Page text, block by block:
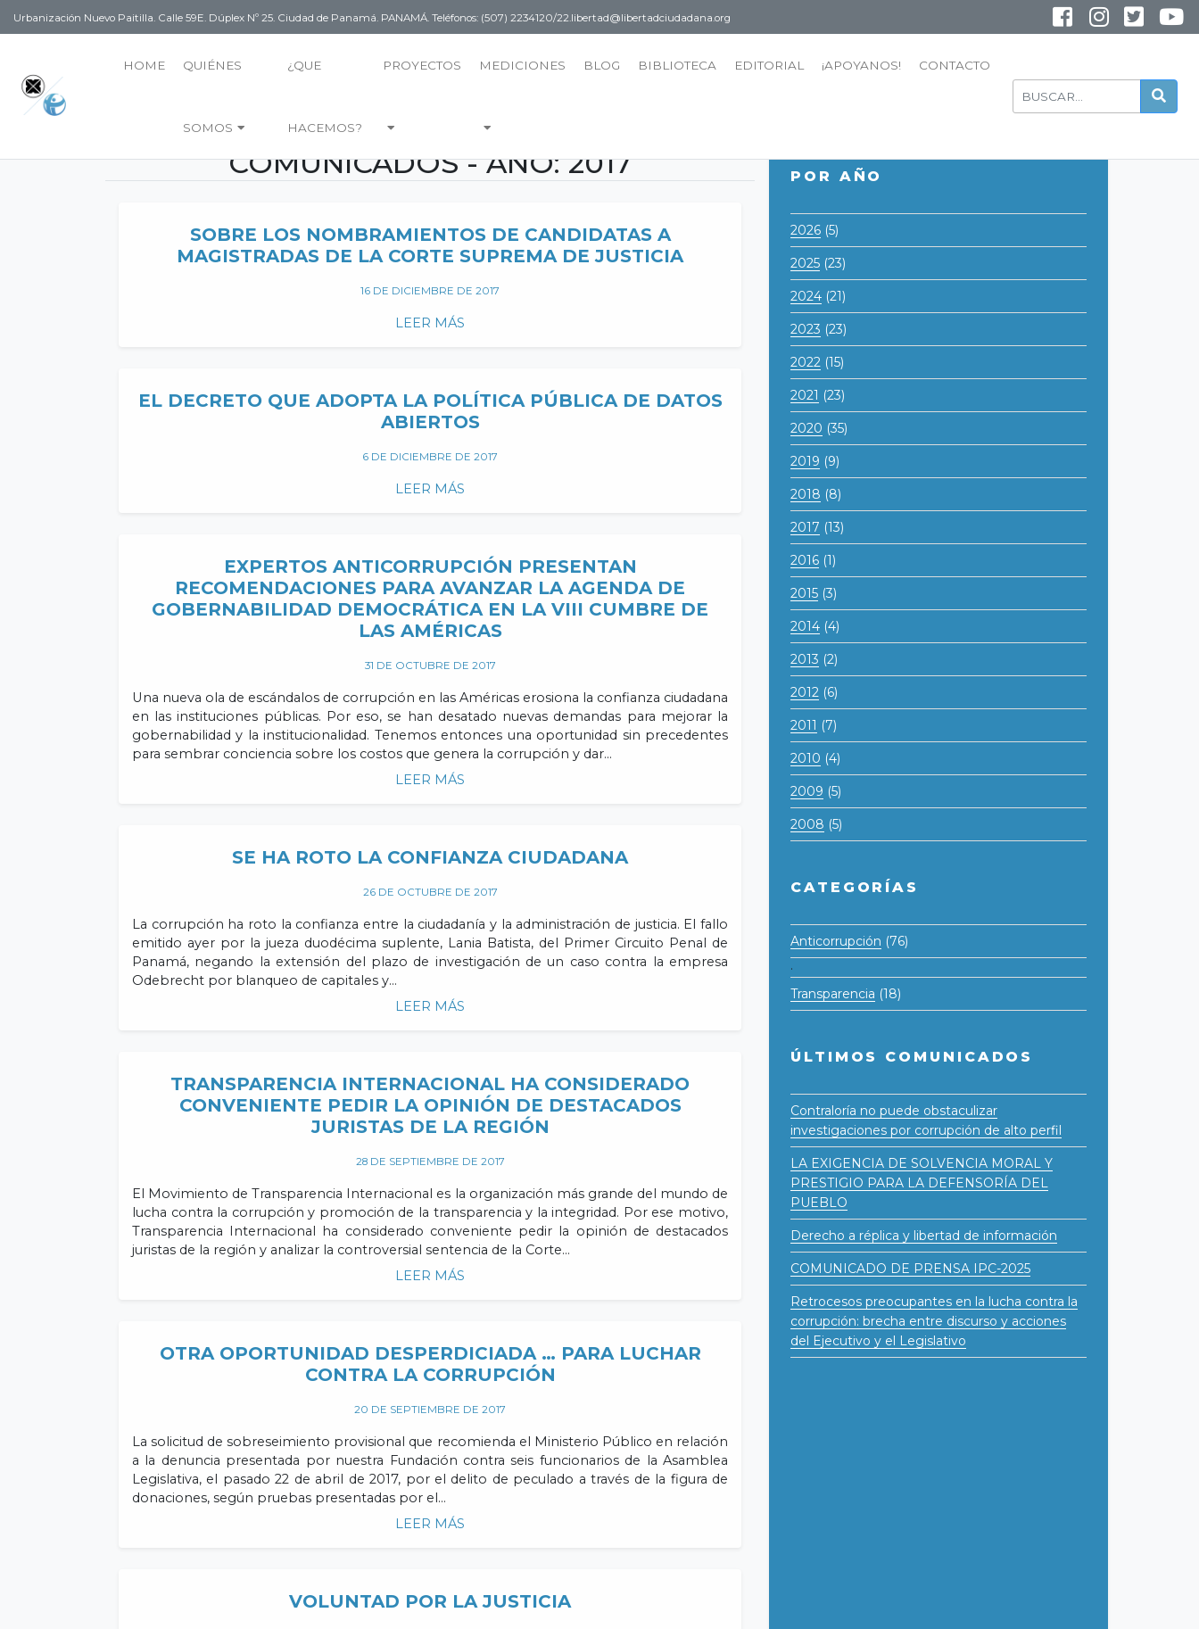
Urbanización Nuevo Paitilla. Calle 59E. Dúplex Nº 25. Ciudad de Panamá. PANAMÁ. Teléfonos: (507) 2234120/22. libertad@libertadciudadana.org
HOME QUIÉNES
SOMOS
¿QUE
HACEMOS?
PROYECTOS MEDICIONES BLOG BIBLIOTECA EDITORIAL ¡APOYANOS! CONTACTO
COMUNICADOS - AÑO:2017
SOBRE LOS NOMBRAMIENTOS DE CANDIDATAS A
MAGISTRADAS DE LA CORTE SUPREMA DE JUSTICIA
16 DE DICIEMBRE DE 2017
LEER MÁS
EL DECRETO QUE ADOPTA LA POLÍTICA PÚBLICA DE DATOS
ABIERTOS
6 DE DICIEMBRE DE 2017
LEER MÁS
EXPERTOS ANTICORRUPCIÓN PRESENTAN
RECOMENDACIONES PARA AVANZAR LA AGENDA DE
GOBERNABILIDAD DEMOCRÁTICA EN LA VIII CUMBRE DE
LAS AMÉRICAS
31 DE OCTUBRE DE 2017
Una nueva ola de escándalos de corrupción en las Américas erosiona la confianza ciudadana
en las instituciones públicas. Por eso, se han desatado nuevas demandas para mejorar la
gobernabilidad y la institucionalidad. Tenemos entonces una oportunidad sin precedentes
para sembrar conciencia sobre los costos que genera la corrupción y dar…
LEER MÁS
SE HA ROTO LA CONFIANZA CIUDADANA
26 DE OCTUBRE DE 2017
La corrupción ha roto la confianza entre la ciudadanía y la administración de justicia. El fallo
emitido ayer por la jueza duodécima suplente, Lania Batista, del Primer Circuito Penal de
Panamá, negando la extensión del plazo de investigación de un caso contra la empresa
Odebrecht por blanqueo de capitales y…
LEER MÁS
TRANSPARENCIA INTERNACIONAL HA CONSIDERADO
CONVENIENTE PEDIR LA OPINIÓN DE DESTACADOS
JURISTAS DE LA REGIÓN
28 DE SEPTIEMBRE DE 2017
El Movimiento de Transparencia Internacional es la organización más grande del mundo de
lucha contra la corrupción y promoción de la transparencia y la integridad. Por ese motivo,
Transparencia Internacional ha considerado conveniente pedir la opinión de destacados
juristas de la región y analizar la controversial sentencia de la Corte…
LEER MÁS
OTRA OPORTUNIDAD DESPERDICIADA … PARA LUCHAR
CONTRA LA CORRUPCIÓN
20 DE SEPTIEMBRE DE 2017
La solicitud de sobreseimiento provisional que recomienda el Ministerio Público en relación
a la denuncia presentada por nuestra Fundación contra seis funcionarios de la Asamblea
Legislativa, el pasado 22 de abril de 2017, por el delito de peculado a través de la figura de
donaciones, según pruebas presentadas por el…
LEER MÁS
VOLUNTAD POR LA JUSTICIA
POR AÑO
2026 (5)
2025 (23)
2024 (21)
2023 (23)
2022 (15)
2021 (23)
2020 (35)
2019 (9)
2018 (8)
2017 (13)
2016 (1)
2015 (3)
2014 (4)
2013 (2)
2012 (6)
2011 (7)
2010 (4)
2009 (5)
2008 (5)
CATEGORÍAS
Anticorrupción (76)
·
Transparencia (18)
ÚLTIMOS COMUNICADOS
Contraloría no puede obstaculizar
investigaciones por corrupción de alto perfil
LA EXIGENCIA DE SOLVENCIA MORAL Y
PRESTIGIO PARA LA DEFENSORÍA DEL
PUEBLO
Derecho a réplica y libertad de información
COMUNICADO DE PRENSA IPC-2025
Retrocesos preocupantes en la lucha contra la
corrupción: brecha entre discurso y acciones
del Ejecutivo y el Legislativo